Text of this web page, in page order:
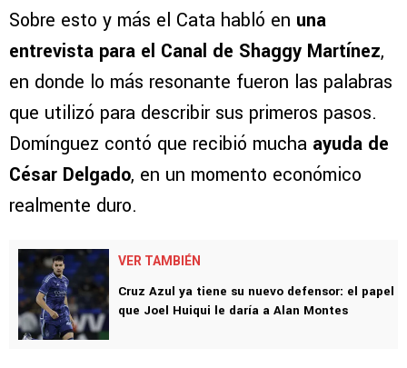
Sobre esto y más el Cata habló en una
entrevista para el Canal de Shaggy Martínez,
en donde lo más resonante fueron las palabras
que utilizó para describir sus primeros pasos.
Domínguez contó que recibió mucha ayuda de
César Delgado, en un momento económico
realmente duro.
VER TAMBIÉN
Cruz Azul ya tiene su nuevo defensor: el papel
que Joel Huiqui le daría a Alan Montes